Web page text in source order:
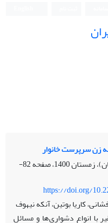
زن سرپرست خانوار
82-
https://doi.org/
کاریا بوتین، آنکه نیهوف
با انواع دشواری‌ها و مسائل